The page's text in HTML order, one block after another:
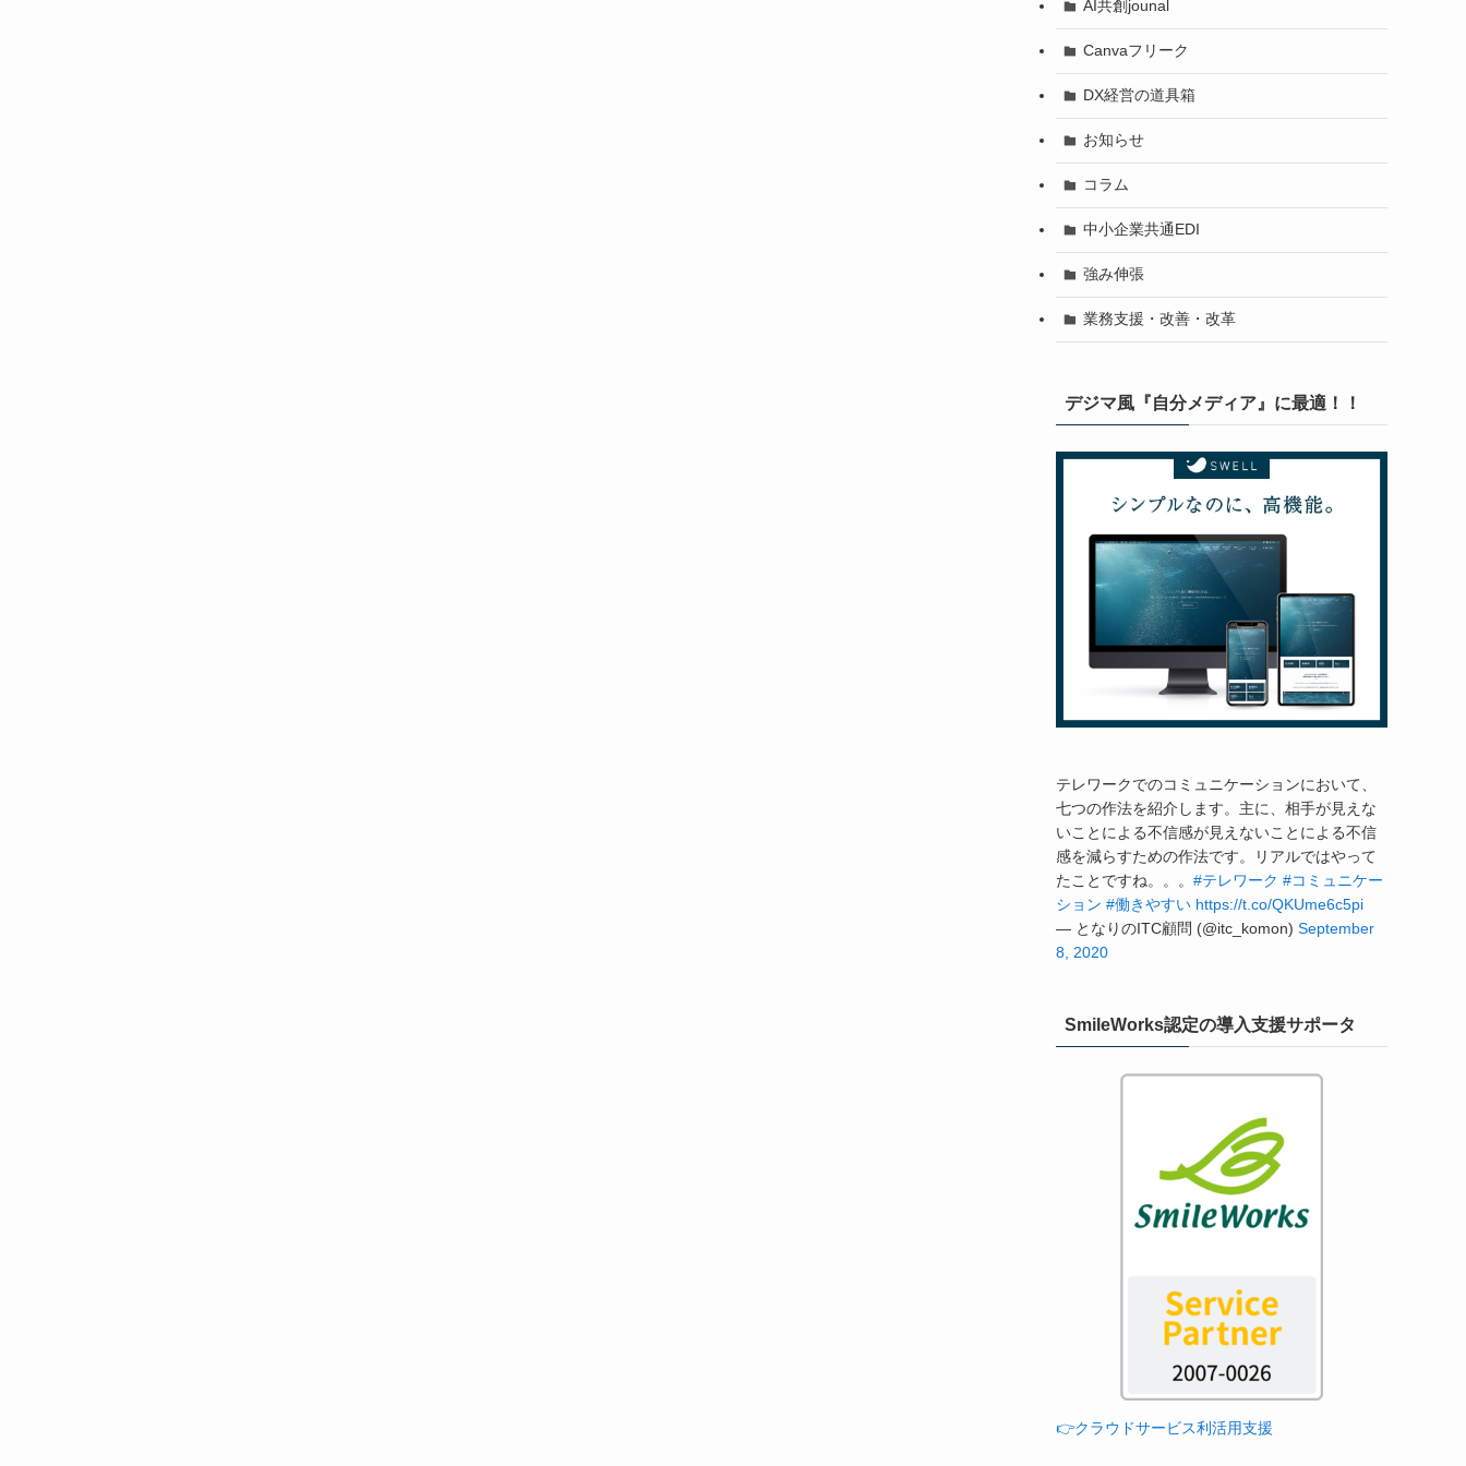
AI共創jounal
Canvaフリーク
DX経営の道具箱
お知らせ
コラム
中小企業共通EDI
強み伸張
業務支援・改善・改革
デジマ風『自分メディア』に最適！！
テレワークでのコミュニケーションにおいて、
七つの作法を紹介します。主に、相手が見えな
いことによる不信感が見えないことによる不信
感を減らすための作法です。リアルではやって
たことですね。。。 #テレワーク #コミュニケー
ション #働きやすい https://t.co/QKUme6c5pi
— となりのITC顧問 (@itc_komon) September
8, 2020
SmileWorks認定の導入支援サポータ
👉クラウドサービス利活用支援